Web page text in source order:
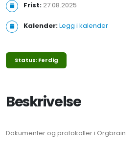
Frist:27.08.2025
Kalender:Legg i kalender
Status: Ferdig
Beskrivelse
Dokumenter og protokoller i Orgbrain.